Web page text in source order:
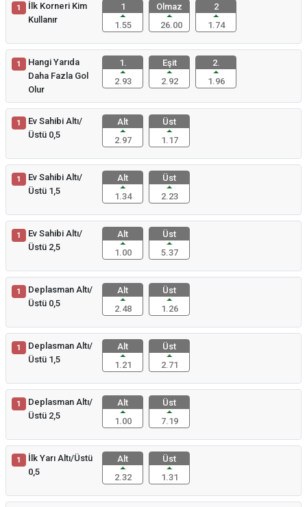
1
İlk Korneri Kim
Kullanır
1
1.55
Olmaz
26.00
2
1.74
1
Hangi Yarıda
Daha Fazla Gol
Olur
1.
2.93
Eşit
2.92
2.
1.96
1
Ev Sahibi Altı/
Üstü 0,5
Alt
2.97
Üst
1.17
1
Ev Sahibi Altı/
Üstü 1,5
Alt
1.34
Üst
2.23
1
Ev Sahibi Altı/
Üstü 2,5
Alt
1.00
Üst
5.37
1
Deplasman Altı/
Üstü 0,5
Alt
2.48
Üst
1.26
1
Deplasman Altı/
Üstü 1,5
Alt
1.21
Üst
2.71
1
Deplasman Altı/
Üstü 2,5
Alt
1.00
Üst
7.19
1
İlk Yarı Altı/Üstü
0,5
Alt
2.32
Üst
1.31